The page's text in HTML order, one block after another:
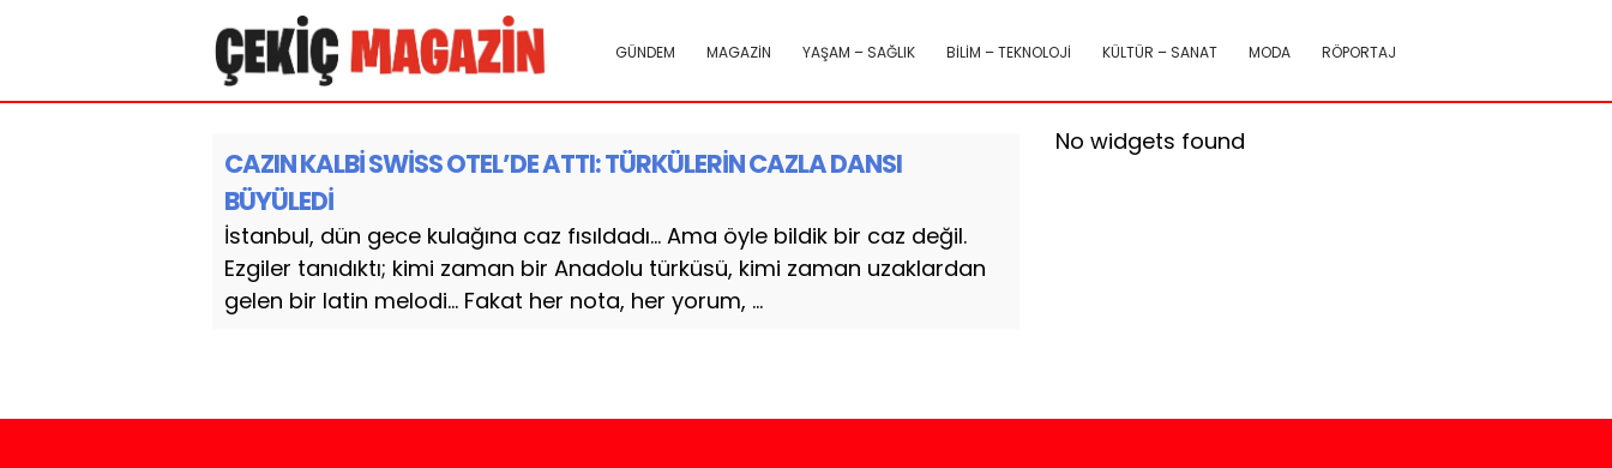
GÜNDEM MAGAZİN YAŞAM – SAĞLIK BİLİM – TEKNOLOJİ KÜLTÜR – SANAT MODA RÖPORTAJ
CAZIN KALBİ SWİSS OTEL’DE ATTI: TÜRKÜLERİN CAZLA DANSI
BÜYÜLEDİ
İstanbul, dün gece kulağına caz fısıldadı... Ama öyle bildik bir caz değil.
Ezgiler tanıdıktı; kimi zaman bir Anadolu türküsü, kimi zaman uzaklardan
gelen bir latin melodi… Fakat her nota, her yorum, ...
No widgets found